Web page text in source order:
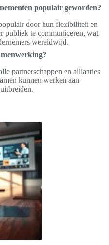
populair geworden?
door hun flexibiliteit en
publiek te communiceren, wat
wereldwijd.
partnerschappen en allianties
kunnen werken aan